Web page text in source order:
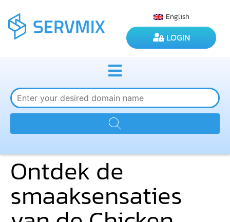
English
LOGIN
Ontdek de
smaaksensaties